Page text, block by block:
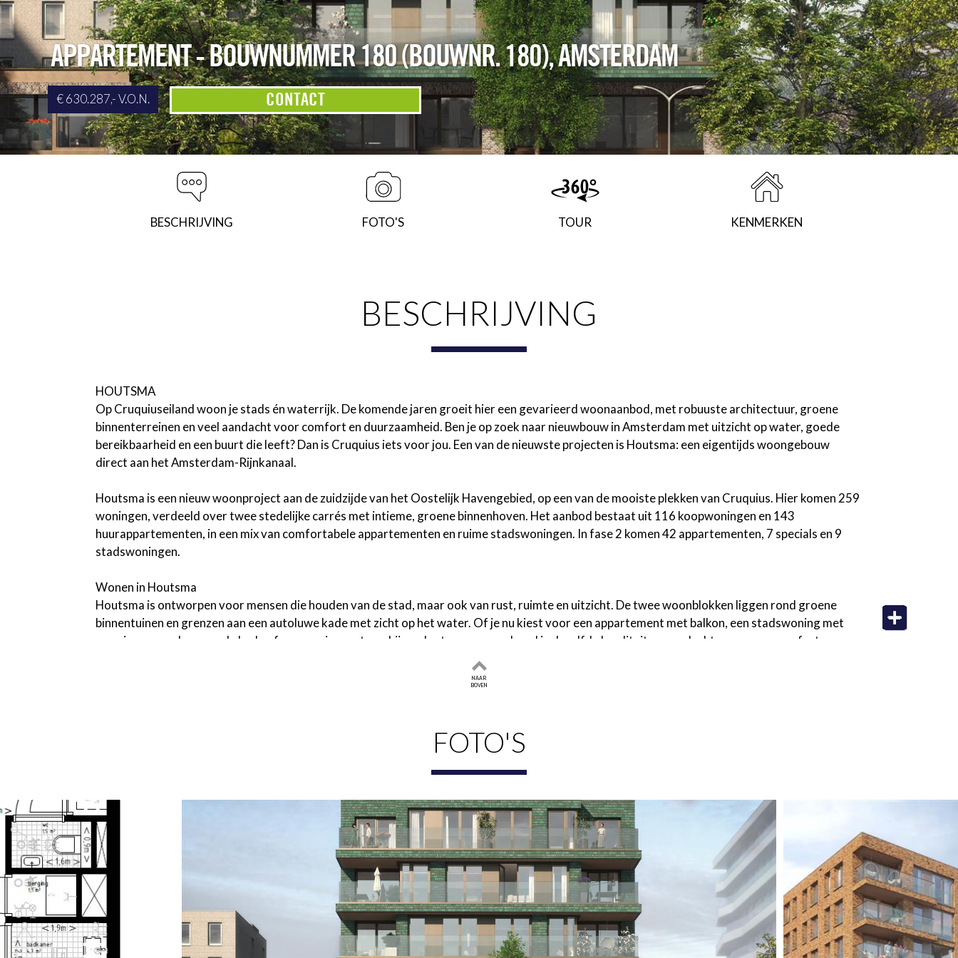
APPARTEMENT - BOUWNUMMER 180 (BOUWNR. 180),AMSTERDAM
€ 630.287,- V.O.N. CONTACT
BESCHRIJVING FOTO'S TOUR KENMERKEN
BESCHRIJVING
HOUTSMA
Op Cruquiuseiland woon je stads én waterrijk. De komende jaren groeit hier een gevarieerd woonaanbod, met robuuste architectuur, groene
binnenterreinen en veel aandacht voor comfort en duurzaamheid. Ben je op zoek naar nieuwbouw in Amsterdam met uitzicht op water, goede
bereikbaarheid en een buurt die leeft? Dan is Cruquius iets voor jou. Een van de nieuwste projecten is Houtsma: een eigentijds woongebouw
direct aan het Amsterdam-Rijnkanaal.
Houtsma is een nieuw woonproject aan de zuidzijde van het Oostelijk Havengebied, op een van de mooiste plekken van Cruquius. Hier komen 259
woningen, verdeeld over twee stedelijke carrés met intieme, groene binnenhoven. Het aanbod bestaat uit 116 koopwoningen en 143
huurappartementen, in een mix van comfortabele appartementen en ruime stadswoningen. In fase 2 komen 42 appartementen, 7 specials en 9
stadswoningen.
Wonen in Houtsma
Houtsma is ontworpen voor mensen die houden van de stad, maar ook van rust, ruimte en uitzicht. De twee woonblokken liggen rond groene
binnentuinen en grenzen aan een autoluwe kade met zicht op het water. Of je nu kiest voor een appartement met balkon, een stadswoning met
een eigen voordeur aan de kade of een woning met een bijzonder terras: overal voel je dezelfde kwaliteit en aandacht voor wooncomfort.
De woonoppervlaktes variëren van 63 tot 88 m². In de ondergelegen parkeergarage is voor de meeste koopappartementen een gereserveerde
hoogwaardige keuken met moderne apparatuur en een afwerking die past bij jouw woonstijl. De badkamers en toiletten zijn ingericht door Tortu,
met kwalitatief sanitair en tegelwerk in rustige, natuurlijke tinten.
Omschrijving woningtype Type 25
Dit type 3-kamerappartement van circa 77 m2 komt voor op de 2e tot en met de 6e verdieping van Houtsma Noord. Vanuit het appartement kijk
je schuin op het Amsterdam-Rijnkanaal. De living met open keuken is bijzonder ruim. Er is ruimte genoeg voor een lange eettafel en een fijne
zithoek om te loungen. De keuken kun je naar eigen wens inrichten. Denk aan een rechte keuken, een hoekkeuken of een eilandkeuken. Aan de
living en slaapkamers ligt het balkon op het noorden, met een schuifpui waardoor buiten en binnen in elkaar overvloeien. Het appartement heeft
twee slaapkamers en is ingedeeld met een apart toilet en een badkamer met inloopdouche en brede wastafel. Verder zijn er twee bergkasten. In
NAAR
BOVEN
FOTO'S